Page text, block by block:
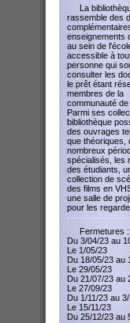
La
rassemble des
enseignements
au sein de
accessible à
personne qui
consulter les
le prêt étant
membres de la
communauté de
Parmi ses
bibliothèque
des ouvrages
que théoriques,
nombreux
spécialisés, les
des étudiants,
collection de
des films en
une salle de
pour les
Fermetures :
Du 3/04/23 au
Le 1/05/23
Du 18/05/23 au
Le 29/05/23
Du 21/07/23 au
Le 27/09/23
Du 1/11/23 au
Le 15/11/23
Du 25/12/23 au